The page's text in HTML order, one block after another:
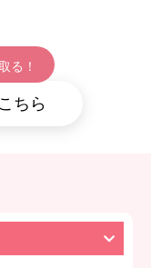
る！
ちら